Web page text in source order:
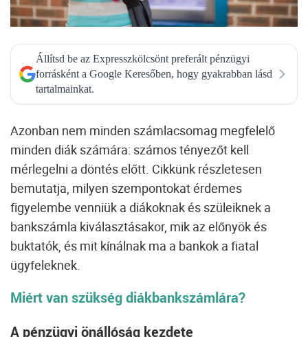
Állítsd be az Expresszkölcsönt preferált pénzügyi
forrásként a Google Keresőben, hogy gyakrabban lásd
tartalmainkat.
Azonban nem minden számlacsomag megfelelő
minden diák számára: számos tényezőt kell
mérlegelni a döntés előtt. Cikkünk részletesen
bemutatja, milyen szempontokat érdemes
figyelembe venniük a diákoknak és szüleiknek a
bankszámla kiválasztásakor, mik az előnyök és
buktatók, és mit kínálnak ma a bankok a fiatal
ügyfeleknek.
Miért van szükség diákbankszámlára?
A pénzügyi önállóság kezdete